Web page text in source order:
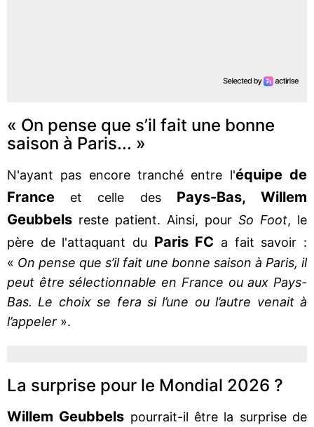
« On pense que s’il fait une bonne
saison à Paris... »
N'ayant pas encore tranché entre l'équipe de
France
et celle des Pays-Bas, Willem
Geubbels reste patient. Ainsi, pour So Foot, le
père de l'attaquant du Paris FC a fait savoir :
« On pense que s’il fait une bonne saison à Paris, il
peut être sélectionnable en France ou aux Pays-
Bas. Le choix se fera si l’une ou l’autre venait à
l’appeler ».
La surprise pour le Mondial 2026 ?
Willem Geubbels pourrait-il être la surprise de